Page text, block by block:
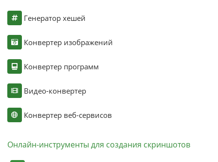
Генератор хешей
Конвертер изображений
Конвертер программ
Видео-конвертер
Конвертер веб-сервисов
Онлайн-инструменты для создания скриншотов